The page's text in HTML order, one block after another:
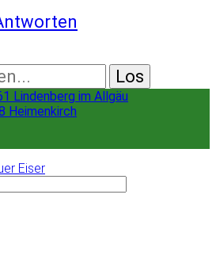
Lindenberg im Allgäu
Heimenkirch